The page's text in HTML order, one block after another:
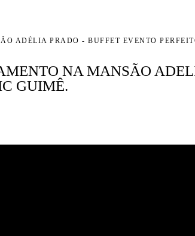
ADÉLIA PRADO - BUFFET EVENTO
NA MANSÃO
GUIMÊ.